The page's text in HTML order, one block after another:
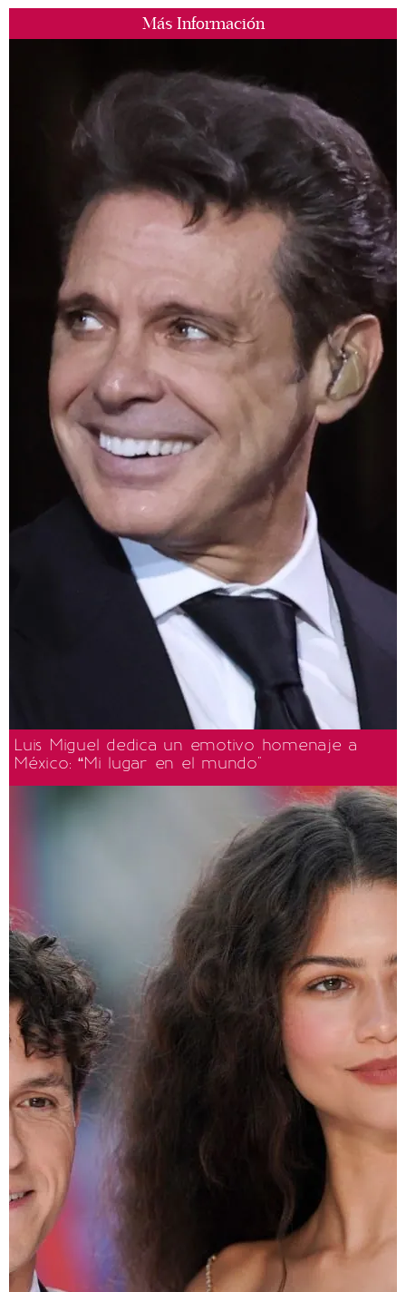
Más Información
Luis Miguel dedica un emotivo homenaje a
México: “Mi lugar en el mundo"